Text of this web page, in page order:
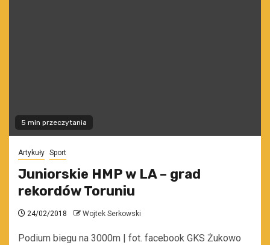
5 min przeczytania
Artykuły Sport
Juniorskie HMP w LA – grad
rekordów Toruniu
24/02/2018 Wojtek Serkowski
Podium biegu na 3000m | fot. facebook GKS Żukowo